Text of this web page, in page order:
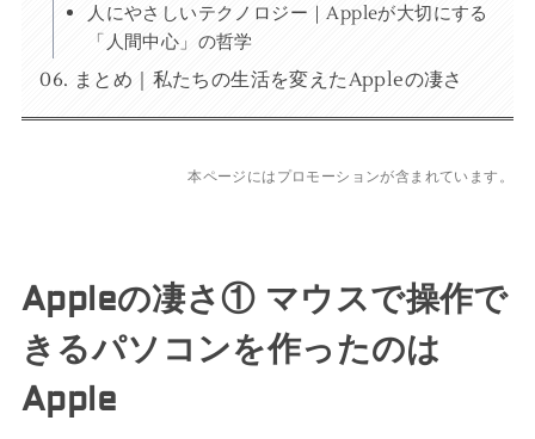
人にやさしいテクノロジー｜Appleが大切にする
「人間中心」の哲学
まとめ｜私たちの生活を変えたAppleの凄さ
本ページにはプロモーションが含まれています。
Appleの凄さ① マウスで操作で
きるパソコンを作ったのは
Apple